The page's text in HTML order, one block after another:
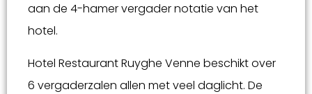
aan de 4-hamer vergader notatie van het
hotel.
Hotel Restaurant Ruyghe Venne beschikt over
6 vergaderzalen allen met veel daglicht. De